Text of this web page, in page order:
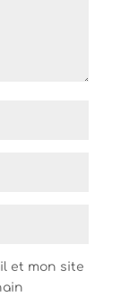
et mon site